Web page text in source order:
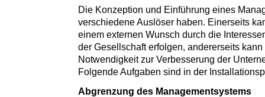
Die Konzeption und Einführung eines
verschiedene Auslöser haben. Einerseits
einem externen Wunsch durch die
der Gesellschaft erfolgen, andererseits
Notwendigkeit zur Verbesserung der
Folgende Aufgaben sind in der
Abgrenzung des Managementsystems